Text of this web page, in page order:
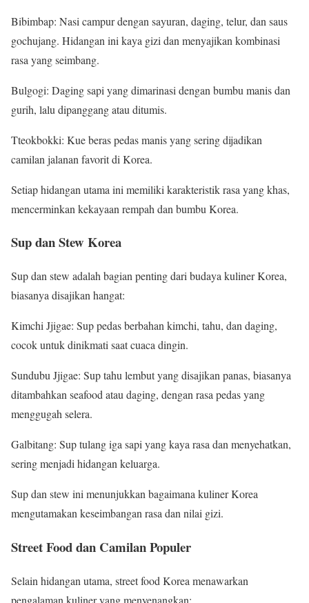
Bibimbap: Nasi campur dengan sayuran, daging, telur, dan saus
gochujang. Hidangan ini kaya gizi dan menyajikan kombinasi
rasa yang seimbang.
Bulgogi: Daging sapi yang dimarinasi dengan bumbu manis dan
gurih, lalu dipanggang atau ditumis.
Tteokbokki: Kue beras pedas manis yang sering dijadikan
camilan jalanan favorit di Korea.
Setiap hidangan utama ini memiliki karakteristik rasa yang khas,
mencerminkan kekayaan rempah dan bumbu Korea.
Sup dan Stew Korea
Sup dan stew adalah bagian penting dari budaya kuliner Korea,
biasanya disajikan hangat:
Kimchi Jjigae: Sup pedas berbahan kimchi, tahu, dan daging,
cocok untuk dinikmati saat cuaca dingin.
Sundubu Jjigae: Sup tahu lembut yang disajikan panas, biasanya
ditambahkan seafood atau daging, dengan rasa pedas yang
menggugah selera.
Galbitang: Sup tulang iga sapi yang kaya rasa dan menyehatkan,
sering menjadi hidangan keluarga.
Sup dan stew ini menunjukkan bagaimana kuliner Korea
mengutamakan keseimbangan rasa dan nilai gizi.
Street Food dan Camilan Populer
Selain hidangan utama, street food Korea menawarkan
pengalaman kuliner yang menyenangkan: